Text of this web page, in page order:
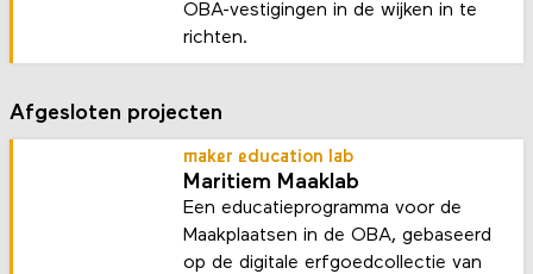
OBA-vestigingen in de wijken in te
richten.
Afgesloten projecten
maker education lab
Maritiem Maaklab
Een educatieprogramma voor de
Maakplaatsen in de OBA, gebaseerd
op de digitale erfgoedcollectie van